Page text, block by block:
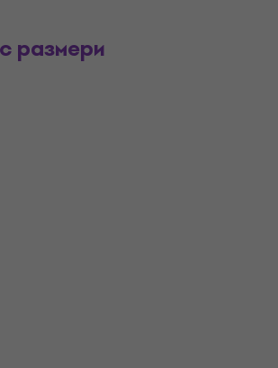
размери